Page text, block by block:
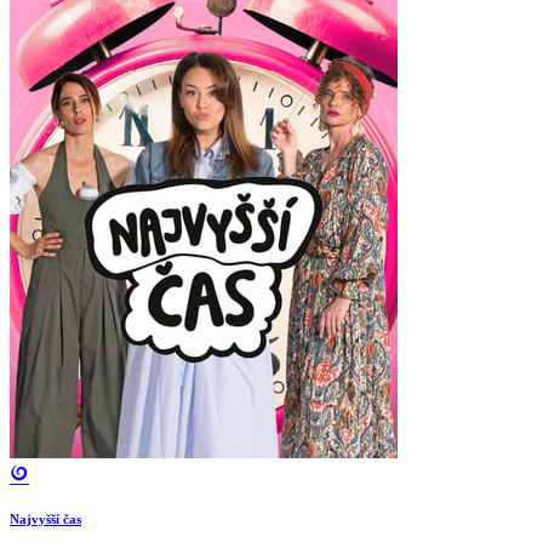
Najvyšší čas